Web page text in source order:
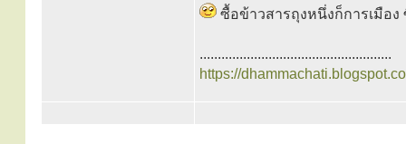
ซื้อข้าวสารถุงหนึ่งก็การเมือ
.....................................................
https://